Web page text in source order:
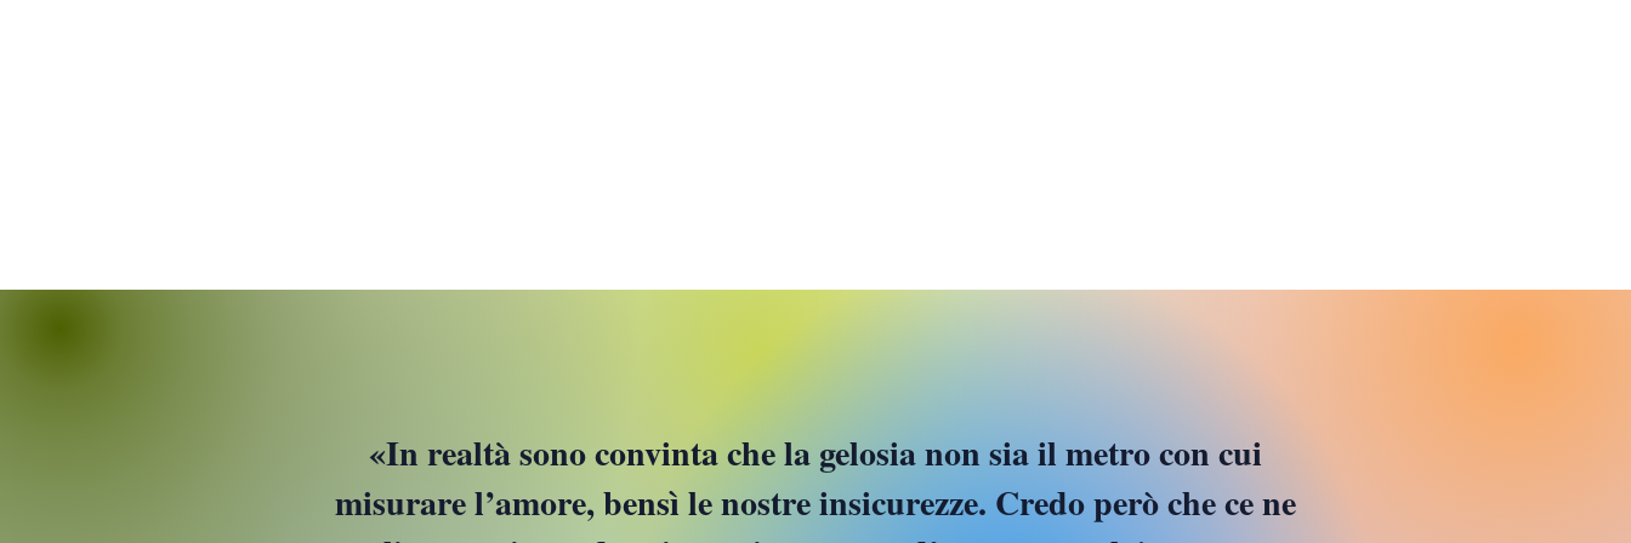
​«In realtà sono convinta che la gelosia non sia il metro con cui
misurare l’amore, bensì le nostre insicurezze. Credo però che ce ne